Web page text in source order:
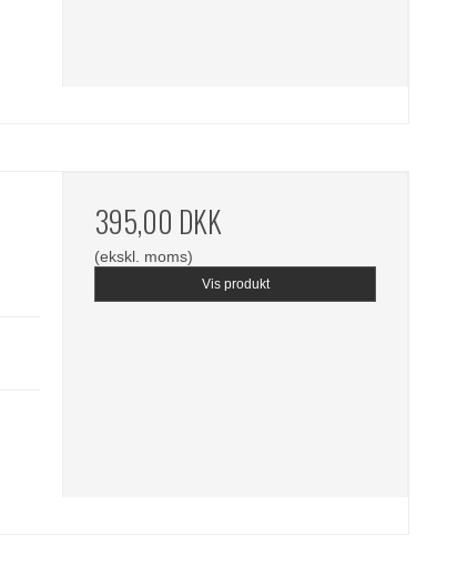
395,00 DKK
(ekskl. moms)
Vis produkt